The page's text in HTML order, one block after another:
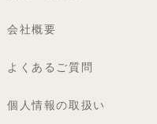
会社概要
よくあるご質問
個人情報の取扱い